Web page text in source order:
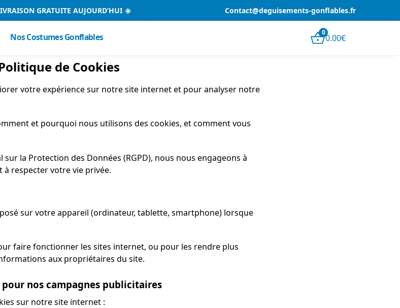
GRATUITE AUJOURD’HUI ☀️ Contact@deguisements-gonflables.fr
Nos Costumes Gonflables 0
0.00€
de Cookies
votre expérience sur notre site internet et pour analyser notre
et pourquoi nous utilisons des cookies, et comment vous
la Protection des Données (RGPD), nous nous engageons à
respecter votre vie privée.
sur votre appareil (ordinateur, tablette, smartphone) lorsque
faire fonctionner les sites internet, ou pour les rendre plus
aux propriétaires du site.
nos campagnes publicitaires
sur notre site internet :